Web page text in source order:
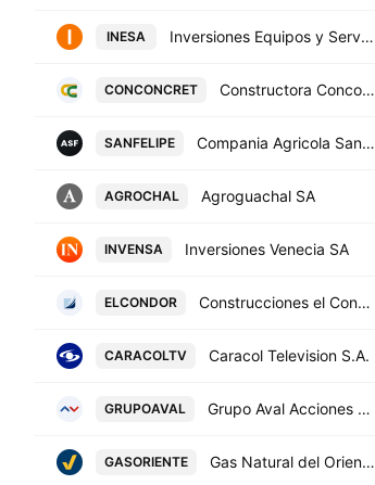
INESA Inversiones Equipos y Servicios SA
CONCONCRET Constructora Conconcreto S.A.
SANFELIPE Compania Agricola San Felipe SA
AGROCHAL Agroguachal SA
INVENSA Inversiones Venecia SA
ELCONDOR Construcciones el Condor SA
CARACOLTV Caracol Television S.A.
GRUPOAVAL Grupo Aval Acciones y Valores SA
GASORIENTE Gas Natural del Oriente S.A. E.S.P.